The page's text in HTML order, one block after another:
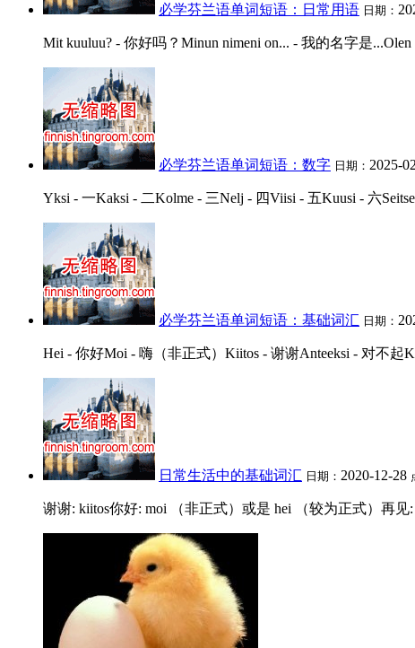
必学芬兰语单词短语：日常用语 日期：
Mit kuuluu? - 你好吗？Minun nimeni on... - 我的名字是
必学芬兰语单词短语：数字 日期： 2025-
Yksi - 一Kaksi - 二Kolme - 三Nelj - 四Viisi - 五Kuusi - 六
必学芬兰语单词短语：基础词汇 日期：
Hei - 你好Moi - 嗨（非正式）Kiitos - 谢谢Anteeksi - 对不起
日常生活中的基础词汇 日期： 2020-12-28
谢谢: kiitos你好: moi （非正式）或是 hei （较为正式）再见